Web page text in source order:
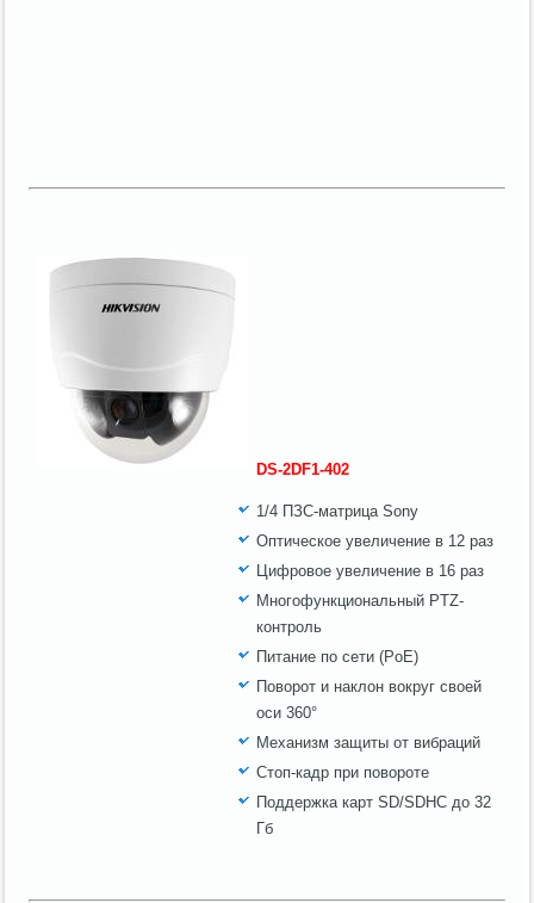
DS-2DF1-402
1/4 ПЗС-матрица Sony
Оптическое увеличение в 12 раз
Цифровое увеличение в 16 раз
Многофункциональный PTZ-
контроль
Питание по сети (PoE)
Поворот и наклон вокруг своей
оси 360°
Механизм защиты от вибраций
Стоп-кадр при повороте
Поддержка карт SD/SDHC до 32
Гб